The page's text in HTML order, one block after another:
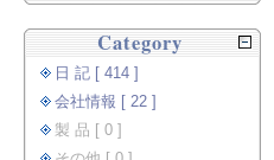
Category
日 記 [ 414 ]
会社情報 [ 22 ]
製 品 [ 0 ]